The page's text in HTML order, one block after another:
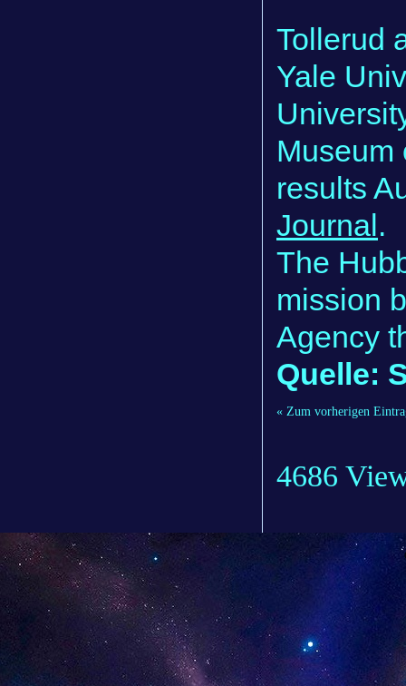
Tollerud
Yale
Museum
results
Journal.
The
mission
Agency
Quelle:
« Zum vorherigen
4686